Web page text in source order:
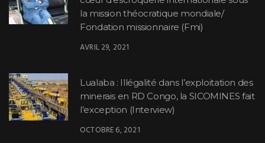
la mission théocratique mondiale/
Fondation missionnaire (Fmi)
AVRIL 29, 2021
Lualaba : Illégalité dans l’exploitation des
minerais en RD Congo, la SICOMINES fait
l’exception (Interview)
OCTOBRE 6, 2021